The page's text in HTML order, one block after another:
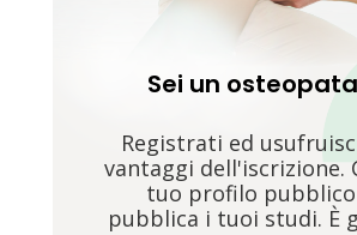
Sei un
Registrati ed
vantaggi dell'iscrizione.
tuo profilo
pubblica i tuoi studi. È